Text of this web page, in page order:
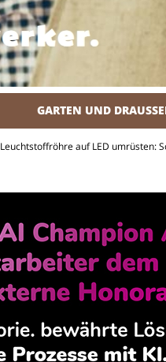
GARTEN UND DRAUSSEN
Leuchtstoffröhre auf LED umrüsten: